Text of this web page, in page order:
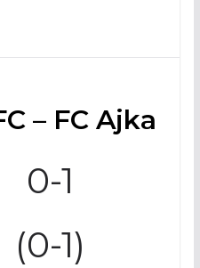
– FC Ajka
0-1
(0-1)